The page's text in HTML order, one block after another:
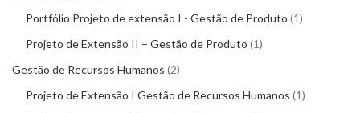
Portfólio Projeto de extensão I - Gestão de Produto 1
Projeto de Extensão II – Gestão de Produto 1
Gestão de Recursos Humanos 2
Projeto de Extensão I Gestão de Recursos Humanos 1